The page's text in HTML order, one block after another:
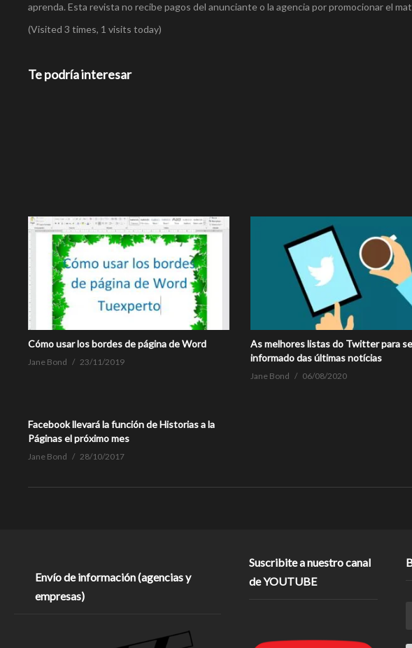
aprenda. Esta revista no recibe pagos del anunciante o la agencia por promocionar el
(Visited 3 times, 1 visits today)
Te podría interesar
Cómo usar los bordes de página de Word
Jane Bond 23/11/2019
As melhores listas do Twitter para
informado das últimas notícias
Jane Bond 06/08/2020
Facebook llevará la función de Historias a la
Páginas el próximo mes
Jane Bond 28/10/2017
Envío de información (agencias y
empresas)
Suscribite a nuestro canal
de YOUTUBE